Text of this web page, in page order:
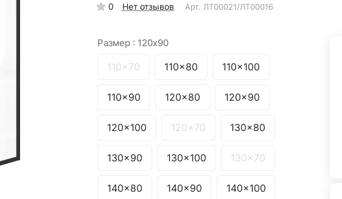
0 Нет отзывов Арт. ЛТ00021/ЛТ00016
Размер : 120x90
110x70 110x80 110x100
110x90 120x80 120x90
120x100 120x70 130x80
130x90 130x100 130x70
140x80 140x90 140x100